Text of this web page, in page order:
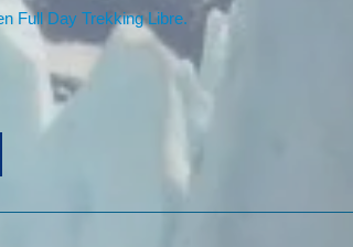
Full Day Trekking Libre.